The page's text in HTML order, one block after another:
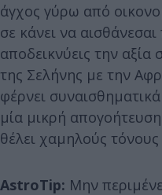
άγχος γύρω από
σε κάνει να
αποδεικνύεις την
της Σελήνης με την
φέρνει
μία μικρή
θέλει χαμηλούς
AstroTip: Μην